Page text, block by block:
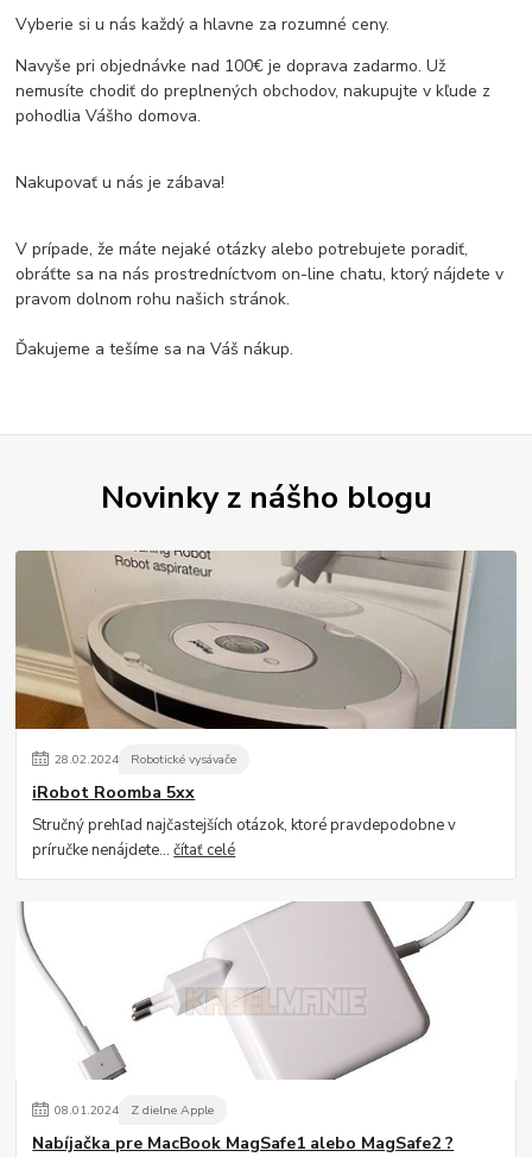
Vyberie si u nás každý a hlavne za rozumné ceny.
Navyše pri objednávke nad 100€ je doprava zadarmo. Už
nemusíte chodiť do preplnených obchodov, nakupujte v kľude z
pohodlia Vášho domova.
Nakupovať u nás je zábava!
V prípade, že máte nejaké otázky alebo potrebujete poradiť,
obráťte sa na nás prostredníctvom on-line chatu, ktorý nájdete v
pravom dolnom rohu našich stránok.
Ďakujeme a tešíme sa na Váš nákup.
Novinky z nášho blogu
28.02.2024 Robotické vysávače
iRobot Roomba 5xx
Stručný prehľad najčastejších otázok, ktoré pravdepodobne v
príručke nenájdete...čítať celé
08.01.2024 Z dielne Apple
Nabíjačka pre MacBook MagSafe1 alebo MagSafe2 ?